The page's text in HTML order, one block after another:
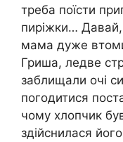
треба поїсти
пиріжки…
мама дуже
Гриша, ледве
заблищали очі
погодитися
чому хлопчик
здійснилася